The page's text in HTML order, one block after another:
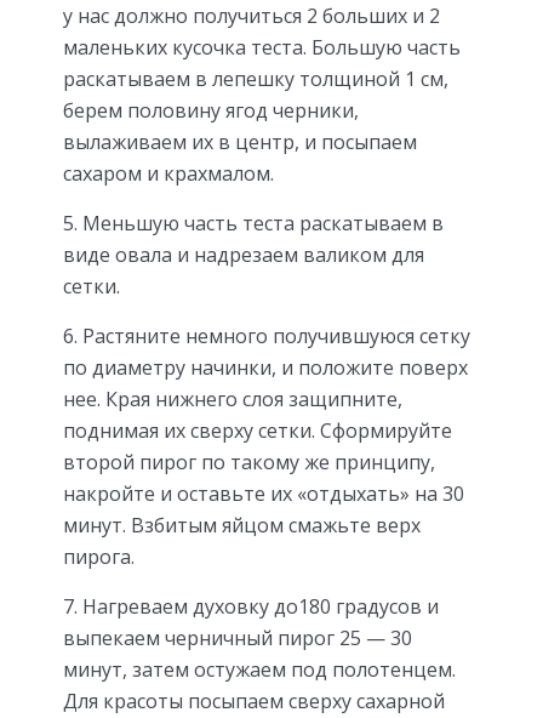
у нас должно получиться 2 больших и 2
маленьких кусочка теста. Большую часть
раскатываем в лепешку толщиной 1 см,
берем половину ягод черники,
вылаживаем их в центр, и посыпаем
сахаром и крахмалом.
5. Меньшую часть теста раскатываем в
виде овала и надрезаем валиком для
сетки.
6. Растяните немного получившуюся сетку
по диаметру начинки, и положите поверх
нее. Края нижнего слоя защипните,
поднимая их сверху сетки. Сформируйте
второй пирог по такому же принципу,
накройте и оставьте их «отдыхать» на 30
минут. Взбитым яйцом смажьте верх
пирога.
7. Нагреваем духовку до180 градусов и
выпекаем черничный пирог 25 — 30
минут, затем остужаем под полотенцем.
Для красоты посыпаем сверху сахарной